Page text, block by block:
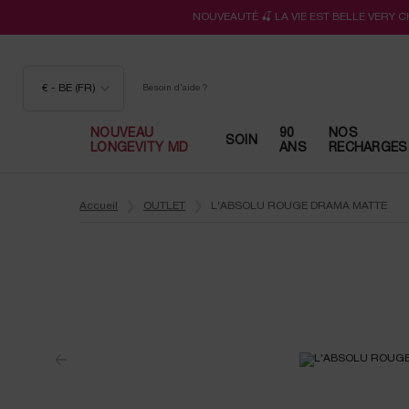
NOUVEAUTÉ 🍒 LA VIE EST BELLE VERY
€ - BE (FR) Besoin d'aide ?
NOUVEAU
LONGEVITY MD
SOIN
90
ANS
NOS
RECHARGES
Accueil OUTLET L'ABSOLU ROUGE DRAMA MATTE